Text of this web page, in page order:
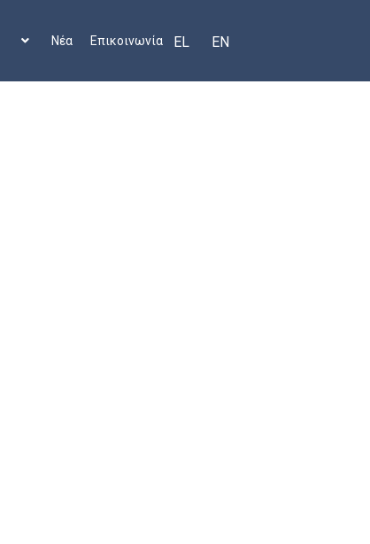
EL EN
Νέα Επικοινωνία